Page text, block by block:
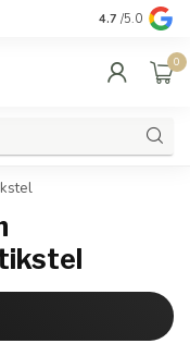
Quality &
4.7 /5.0
0